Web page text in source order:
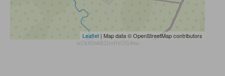
Leaflet | Map data © OpenStreetMap contributors
wCkX0oAB1UvHzCIG4eu